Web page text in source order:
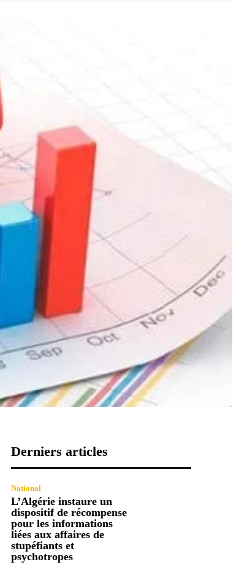
Derniers articles
National
L’Algérie instaure un
dispositif de récompense
pour les informations
liées aux affaires de
stupéfiants et
psychotropes